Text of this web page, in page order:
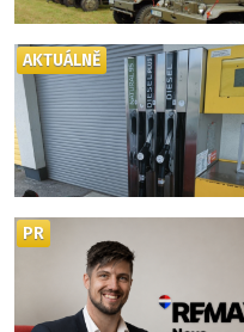
AKTUÁLNĚ
PR